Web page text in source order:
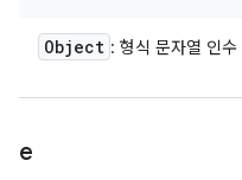
Object : 형식 문자열 인수
e